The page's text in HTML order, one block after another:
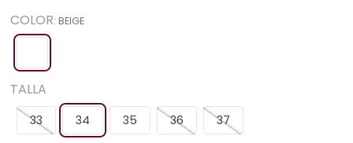
COLOR: BEIGE
TALLA
33 34 35 36
37